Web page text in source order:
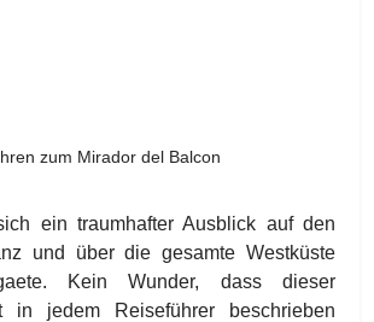
zum Mirador del Balcon
ein traumhafter Ausblick auf den
und über die gesamte Westküste
Kein Wunder, dass dieser
in jedem Reiseführer beschrieben